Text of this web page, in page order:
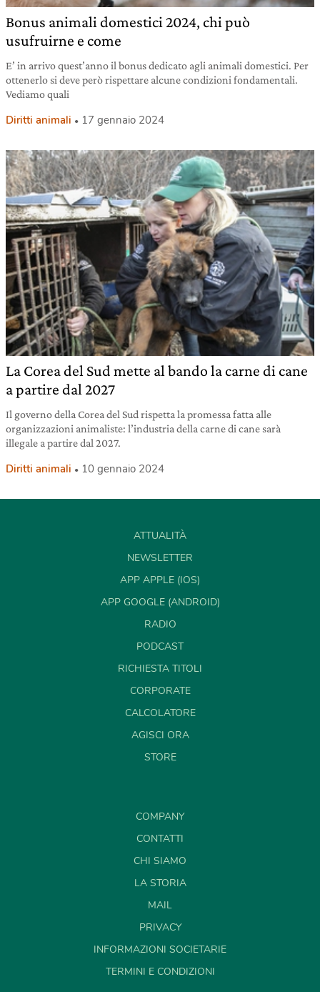
Bonus animali domestici 2024, chi può
usufruirne e come
E’ in arrivo quest’anno il bonus dedicato agli animali domestici. Per
ottenerlo si deve però rispettare alcune condizioni fondamentali.
Vediamo quali
Diritti animali 17 gennaio 2024
La Corea del Sud mette al bando la carne di cane
a partire dal 2027
Il governo della Corea del Sud rispetta la promessa fatta alle
organizzazioni animaliste: l’industria della carne di cane sarà
illegale a partire dal 2027.
Diritti animali 10 gennaio 2024
ATTUALITÀ
NEWSLETTER
APP APPLE (IOS)
APP GOOGLE (ANDROID)
RADIO
PODCAST
RICHIESTA TITOLI
CORPORATE
CALCOLATORE
AGISCI ORA
STORE
COMPANY
CONTATTI
CHI SIAMO
LA STORIA
MAIL
PRIVACY
INFORMAZIONI SOCIETARIE
TERMINI E CONDIZIONI